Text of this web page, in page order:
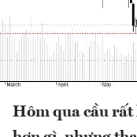
Hôm qua cầu rất